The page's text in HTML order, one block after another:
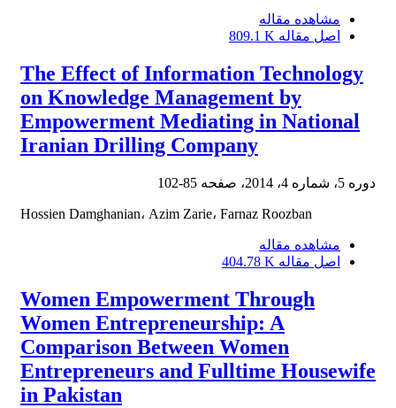
مشاهده مقاله
اصل مقاله 809.1 K
The Effect of Information Technology
on Knowledge Management by
Empowerment Mediating in National
Iranian Drilling Company
دوره 5، شماره 4، 2014، صفحه 85-102
Hossien Damghanian، Azim Zarie، Farnaz Roozban
مشاهده مقاله
اصل مقاله 404.78 K
Women Empowerment Through
Women Entrepreneurship: A
Comparison Between Women
Entrepreneurs and Fulltime Housewife
in Pakistan